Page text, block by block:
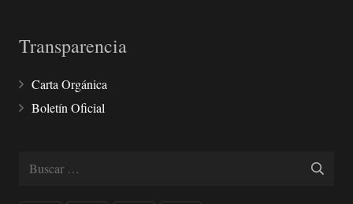
Transparencia
Carta Orgánica
Boletín Oficial
Buscar: